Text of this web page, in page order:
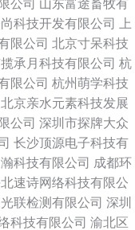
公司 山东富途畜牧有
科技开发有限公司
上
限公司 北京寸呆科技
承月科技有限公司 杭
限公司 杭州萌学科技
北京亲水元素科技发展
公司 深圳市探牌大众
长沙顶源电子科技有
科技有限公司 成都环
北速诗网络科技有限公
联检测有限公司 深圳
科技有限公司 渝北区